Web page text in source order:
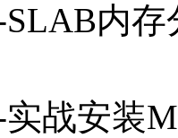
SLAB内
实战安装